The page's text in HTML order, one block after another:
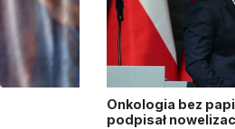
Onkologia bez
podpisał